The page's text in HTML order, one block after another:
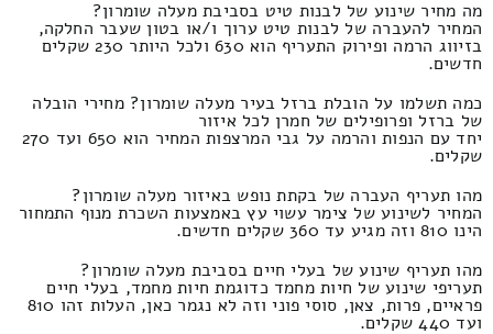
מה מחיר שינוע של לבנות טיט בסביבת מעלה שומרון?
המחיר להעברה של לבנות טיט ערוך ו/או בטון שעבר החלקה,
בזיווג הרמה ופירוק התעריף הוא 630 ולכל היותר 230 שקלים
חדשים.
כמה תשלמו על הובלת ברזל בעיר מעלה שומרון? מחירי הובלה
של ברזל ופרופילים של חמרן לכל איזור
יחד עם הנפות והרמה על גבי המרצפות המחיר הוא 650 ועד 270
שקלים.
מהו תעריף העברה של בקתת נופש באיזור מעלה שומרון?
המחיר לשינוע של צימר עשוי עץ באמצעות השכרת מנוף התמחור
הינו 810 וזה מגיע עד 360 שקלים חדשים.
מהו תעריף שינוע של בעלי חיים בסביבת מעלה שומרון?
תעריפי שינוע של חיות מחמד כדוגמת חיות מחמד, בעלי חיים
פראיים, פרות, צאן, סוסי פוני וזה לא נגמר כאן, העלות זהו 810
ועד 440 שקלים.